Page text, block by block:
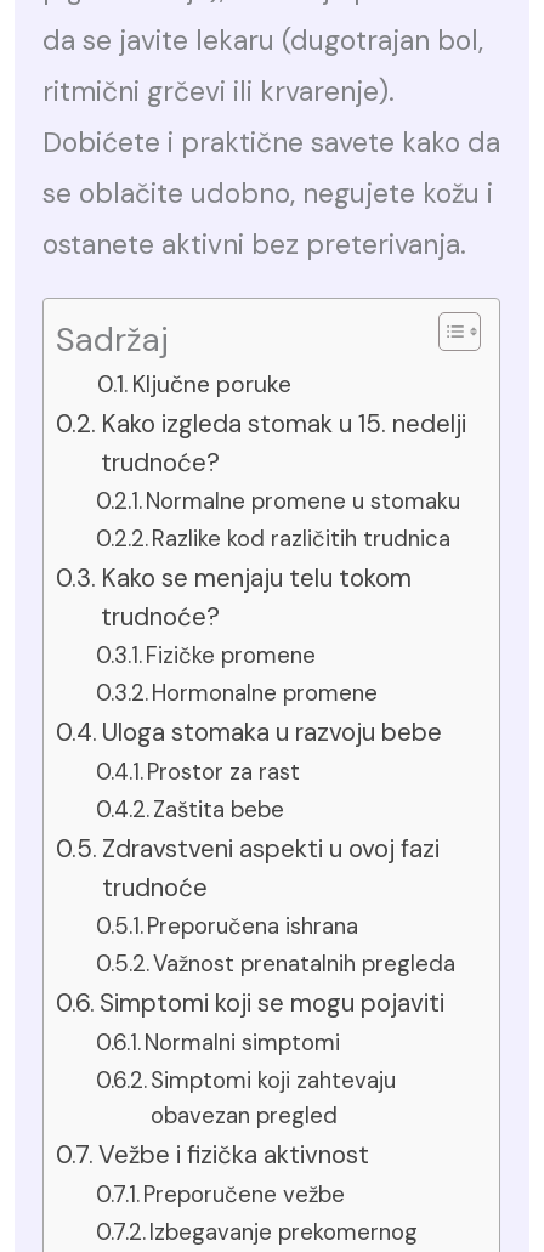
da se javite lekaru (dugotrajan bol,
ritmični grčevi ili krvarenje).
Dobićete i praktične savete kako da
se oblačite udobno, negujete kožu i
ostanete aktivni bez preterivanja.
Sadržaj
Ključne poruke
Kako izgleda stomak u 15. nedelji
trudnoće?
Normalne promene u stomaku
Razlike kod različitih trudnica
Kako se menjaju telu tokom
trudnoće?
Fizičke promene
Hormonalne promene
Uloga stomaka u razvoju bebe
Prostor za rast
Zaštita bebe
Zdravstveni aspekti u ovoj fazi
trudnoće
Preporučena ishrana
Važnost prenatalnih pregleda
Simptomi koji se mogu pojaviti
Normalni simptomi
Simptomi koji zahtevaju
obavezan pregled
Vežbe i fizička aktivnost
Preporučene vežbe
Izbegavanje prekomernog